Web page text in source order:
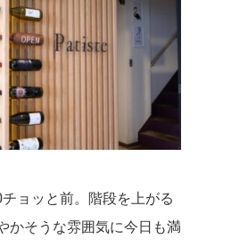
ョッと前。
階段を上がる
かそうな雰囲気に今日も満